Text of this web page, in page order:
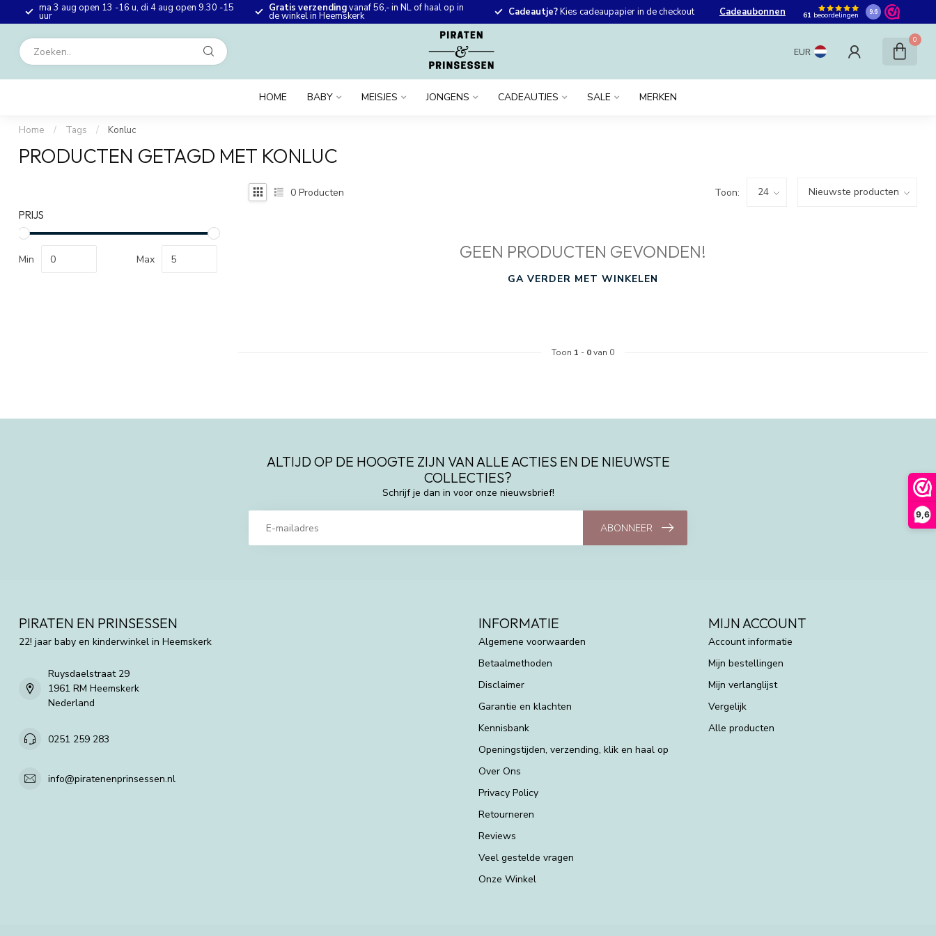
9,6
ma 3 aug open 13 -16 u, di 4 aug open 9.30 -15
uur
Gratis verzendingvanaf 56,- in NL of haal op in
de winkel in Heemskerk Cadeautje?Kies cadeaupapier in de checkout Cadeaubonnen 61 beoordelingen 9.6
EUR
0
HOME BABY MEISJES JONGENS CADEAUTJES SALE MERKEN
Home / Tags / Konluc
PRODUCTEN GETAGD MET KONLUC
PRIJS
Min Max
0 Producten Toon:
GEEN PRODUCTEN GEVONDEN!
GA VERDER MET WINKELEN
Toon 1 - 0van 0
ALTIJD OP DE HOOGTE ZIJN VAN ALLE ACTIES EN DE NIEUWSTE
COLLECTIES?
Schrijf je dan in voor onze nieuwsbrief!
ABONNEER
PIRATEN EN PRINSESSEN
22! jaar baby en kinderwinkel in Heemskerk
Ruysdaelstraat 29
1961 RM Heemskerk
Nederland
0251 259 283
info@piratenenprinsessen.nl
INFORMATIE
Algemene voorwaarden
Betaalmethoden
Disclaimer
Garantie en klachten
Kennisbank
Openingstijden, verzending, klik en haal op
Over Ons
Privacy Policy
Retourneren
Reviews
Veel gestelde vragen
Onze Winkel
MIJN ACCOUNT
Account informatie
Mijn bestellingen
Mijn verlanglijst
Vergelijk
Alle producten